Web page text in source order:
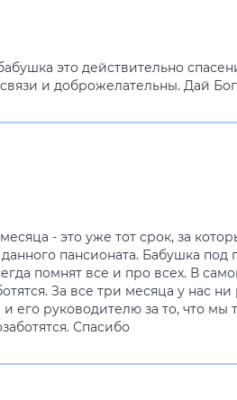
это действительно
и доброжелательны. Дай
- это уже тот срок, за
пансионата. Бабушка
помнят все и про всех. В
За все три месяца у нас
руководителю за то, что мы
Спасибо